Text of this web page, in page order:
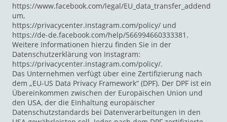
https://www.facebook.com/legal/EU_data_transfer_addend
um,
https://privacycenter.instagram.com/policy/ und
https://de-de.facebook.com/help/566994660333381.
Weitere Informationen hierzu finden Sie in der
Datenschutzerklärung von Instagram:
https://privacycenter.instagram.com/policy/.
Das Unternehmen verfügt über eine Zertifizierung nach
dem „EU-US Data Privacy Framework“ (DPF). Der DPF ist ein
Übereinkommen zwischen der Europäischen Union und
den USA, der die Einhaltung europäischer
Datenschutzstandards bei Datenverarbeitungen in den